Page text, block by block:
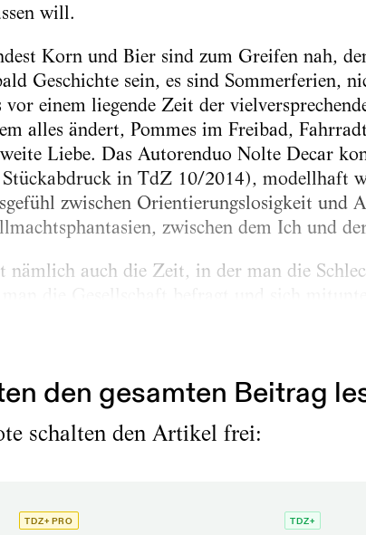
will.
Korn und Bier sind zum Greifen nah,
Geschichte sein, es sind Sommerferien,
vor einem liegende Zeit der
alles ändert, Pommes im Freibad,
Liebe. Das Autorenduo Nolte Decar
Stückabdruck in TdZ 10/2014), modellhaft
zwischen Orientierungslosigkeit und
zwischen dem Ich und
nämlich auch die Zeit, in der man die
den gesamten Beitrag
schalten den Artikel frei:
TDZ+ PRO TDZ+